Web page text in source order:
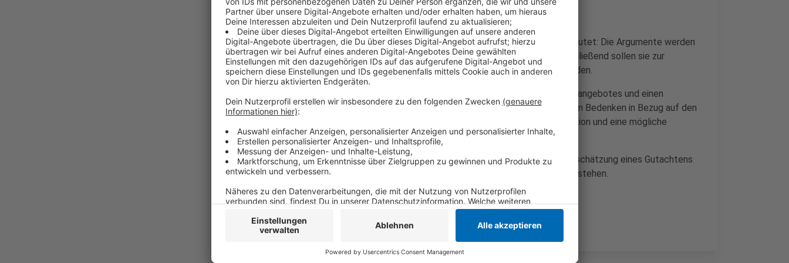
Die Stadt will jetzt alle Meinungen genauer betrachten. Das bedeutet: Die Argumente werden
gegeneinander und untereinander gewichtet und bewertet. Abschließend sollen sie zur
Beschlussfassung für den Rat der Stadt Krefeld vorbereitet werden.
Befürworter sehen im dem Surfpark eine Aufwertung des Freizeitangebotes und einen
touristischen Anziehungspunkt für Krefeld. Kritiker haben vor allem Bedenken in Bezug auf den
Umwelt- und Klimaschutz. Aber auch die Verkehrs- und Parksituation und eine mögliche
Lärmbelastung macht ihnen Sorgen.
Nach dem aktuellen Stand der Stadt gilt weiterhin, dass nach Einschätzung eines Gutachtens
keine gravierenden Bedenken gegen den Bau am Elfrather See bestehen.
Anzeige